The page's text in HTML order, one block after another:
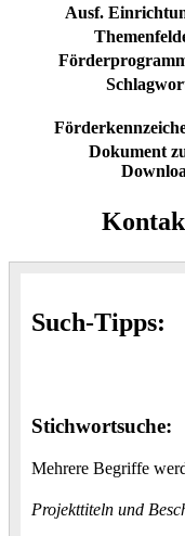
Ausf.
Dokument
Such-Tipps:
Stichwortsuche:
Mehrere Begriffe
Projekttiteln und